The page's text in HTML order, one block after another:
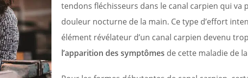
tendons fléchisseurs dans le canal carpien qui va
douleur nocturne de la main. Ce type d’effort
élément révélateur d’un canal carpien devenu
l’apparition des symptômes de cette maladie de